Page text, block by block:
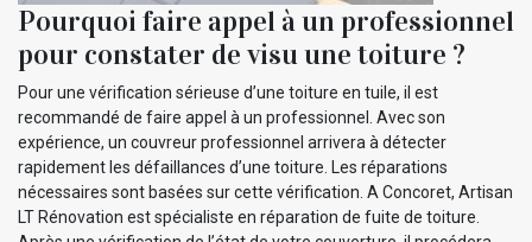
Pourquoi faire appel à un professionnel
pour constater de visu une toiture ?
Pour une vérification sérieuse d’une toiture en tuile, il est
recommandé de faire appel à un professionnel. Avec son
expérience, un couvreur professionnel arrivera à détecter
rapidement les défaillances d’une toiture. Les réparations
nécessaires sont basées sur cette vérification. A Concoret, Artisan
LT Rénovation est spécialiste en réparation de fuite de toiture.